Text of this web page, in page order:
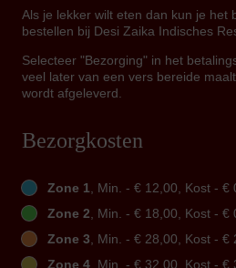
Als je lekker wilt eten dan kun je het
bestellen bij Desi Zaika Indisches
Selecteer "Bezorging" in het
veel later van een vers bereide
wordt afgeleverd.
Bezorgkosten
Zone 1, Min. - € 12,00, Kost - €
Zone 2, Min. - € 18,00, Kost - €
Zone 3, Min. - € 28,00, Kost - €
Zone 4, Min. - € 32,00, Kost - €